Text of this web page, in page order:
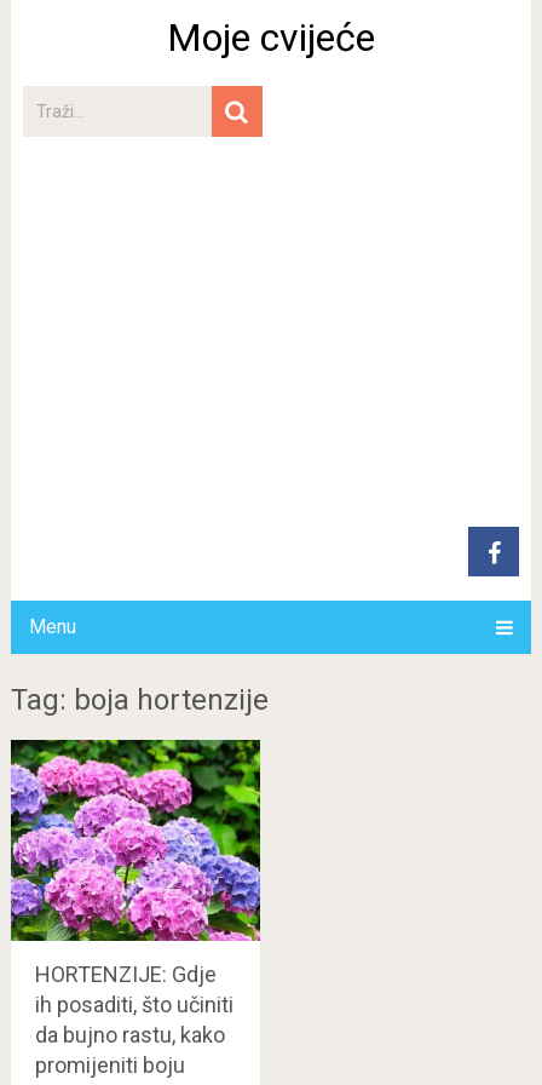
Moje cvijeće
Menu
Tag: boja hortenzije
HORTENZIJE: Gdje
ih posaditi, što učiniti
da bujno rastu, kako
promijeniti boju